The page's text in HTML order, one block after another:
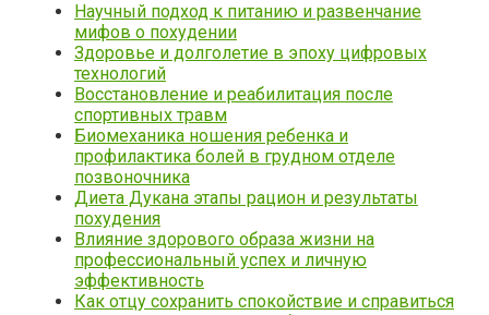
Научный подход к питанию и развенчание
мифов о похудении
Здоровье и долголетие в эпоху цифровых
технологий
Восстановление и реабилитация после
спортивных травм
Биомеханика ношения ребенка и
профилактика болей в грудном отделе
позвоночника
Диета Дукана этапы рацион и результаты
похудения
Влияние здорового образа жизни на
профессиональный успех и личную
эффективность
Как отцу сохранить спокойствие и справиться